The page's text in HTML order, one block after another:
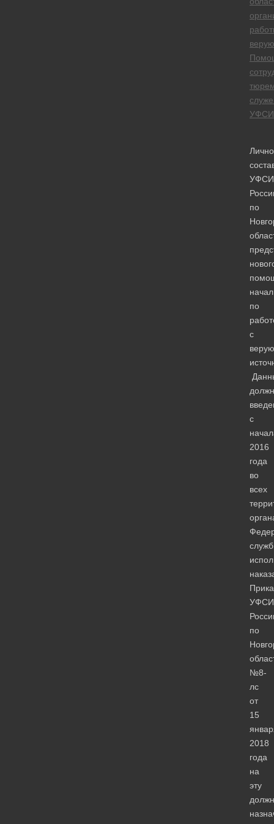
по
по
с
с
2016
года
во
всех
по
№8-
лс
от
15
2018
года
на
эту